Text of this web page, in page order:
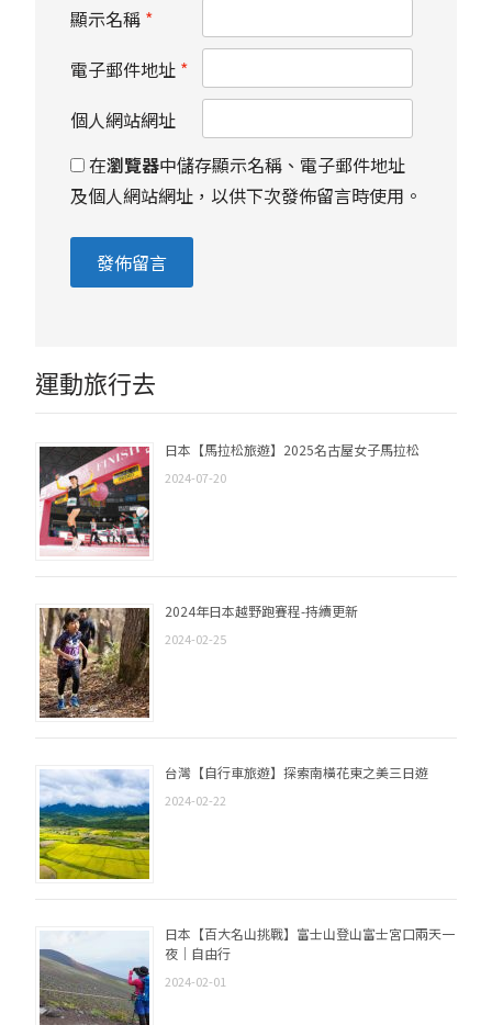
顯示名稱 *
電子郵件地址 *
個人網站網址
在瀏覽器中儲存顯示名稱、電子郵件地址
及個人網站網址，以供下次發佈留言時使用。
運動旅行去
日本【馬拉松旅遊】2025名古屋女子馬拉松
2024-07-20
2024年日本越野跑賽程-持續更新
2024-02-25
台灣【自行車旅遊】探索南橫花東之美三日遊
2024-02-22
日本【百大名山挑戰】富士山登山富士宮口兩天一
夜｜自由行
2024-02-01